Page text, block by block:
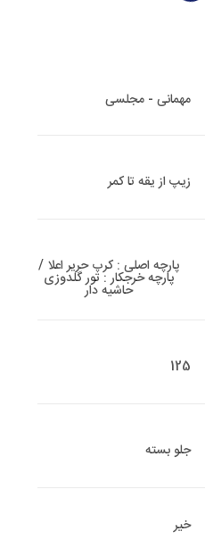
مهمانی - مجلسی
زیپ از یقه تا کمر
پارچه اصلی : کرپ حریر اعلا /
پارچه خرجکار : تور گلدوزی
حاشیه دار
125
جلو بسته
خیر